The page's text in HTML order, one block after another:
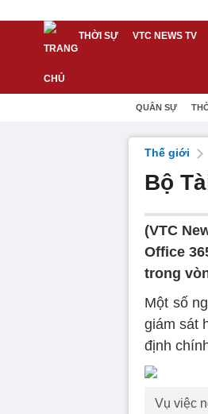
THỜI SỰ VTC NEWS TV
QUÂN SỰ
Thế giới
Bộ
(VTC
Office
trong
Một số
giám sát
định
Vụ việc